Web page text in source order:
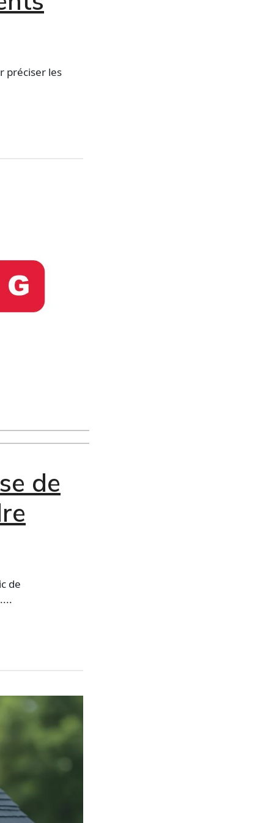
préciser les
de
de